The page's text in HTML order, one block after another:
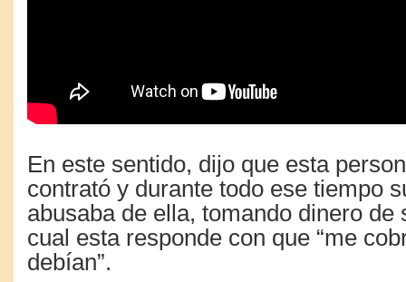
En este sentido, dijo que esta
contrató y durante todo ese tiempo
abusaba de ella, tomando dinero de
cual esta responde con que “me
debían”.